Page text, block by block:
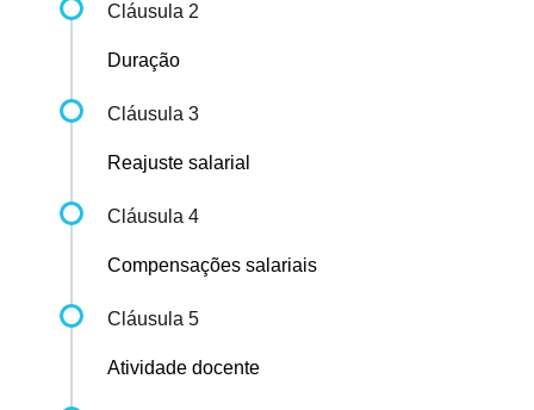
Cláusula 2
Duração
Cláusula 3
Reajuste salarial
Cláusula 4
Compensações salariais
Cláusula 5
Atividade docente